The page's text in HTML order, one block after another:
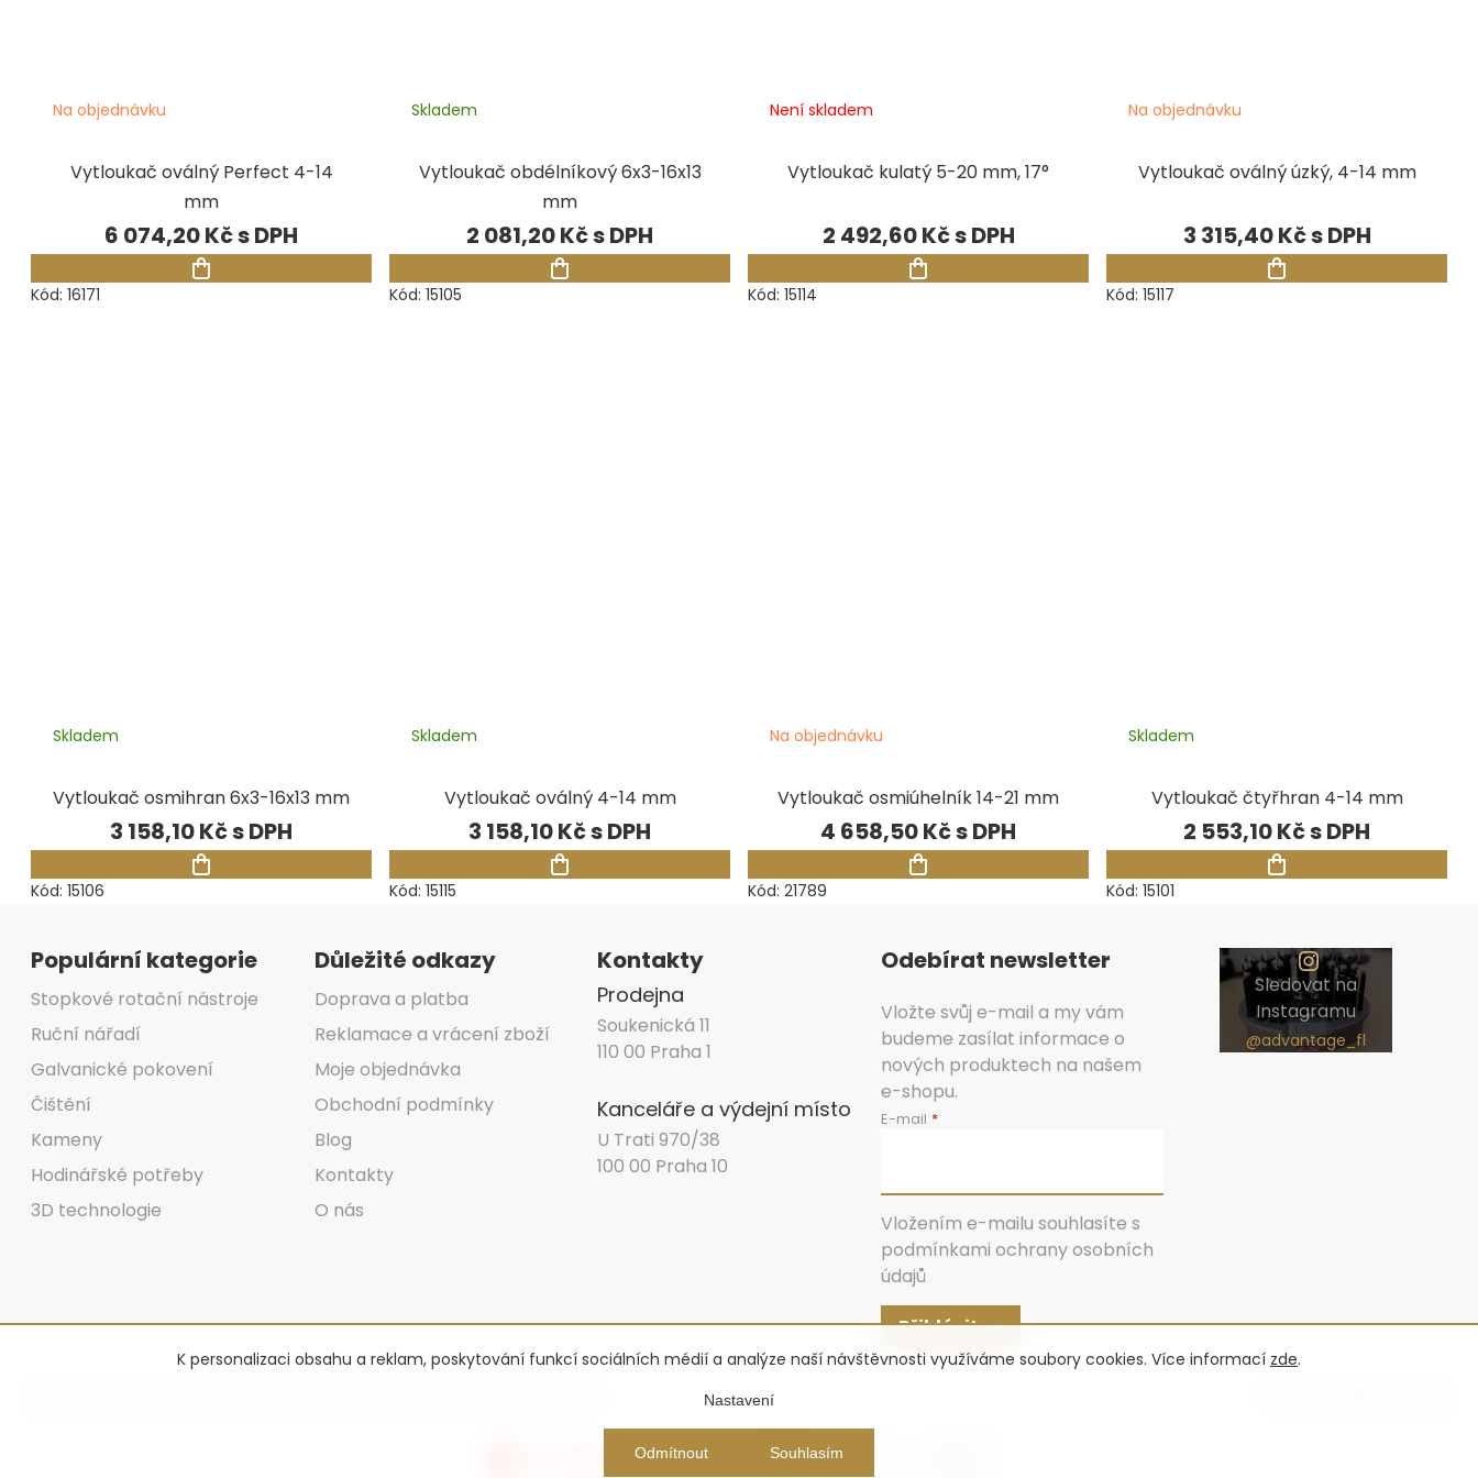
K personalizaci obsahu a reklam, poskytování funkcí sociálních médií a analýze naší návštěvnosti využíváme soubory cookies. Více informací zde.
Nastavení
Odmítnout Souhlasím
Vytloukač oválný Perfect 4-14
mm
Na objednávku
6 074,20 Kč
Kód: 16171
Vytloukač obdélníkový 6x3-16x13
mm
Skladem
2 081,20 Kč
Kód: 15105
Vytloukač kulatý 5-20 mm, 17°
Není skladem
2 492,60 Kč
Kód: 15114
Vytloukač oválný úzký, 4-14 mm
Na objednávku
3 315,40 Kč
Kód: 15117
Vytloukač osmihran 6x3-16x13 mm
Skladem
3 158,10 Kč
Kód: 15106
Vytloukač oválný 4-14 mm
Skladem
3 158,10 Kč
Kód: 15115
Vytloukač osmiúhelník 14-21 mm
Na objednávku
4 658,50 Kč
Kód: 21789
Vytloukač čtyřhran 4-14 mm
Skladem
2 553,10 Kč
Kód: 15101
Populární kategorie
Stopkové rotační nástroje
Ruční nářadí
Galvanické pokovení
Čištění
Kameny
Hodinářské potřeby
3D technologie
Důležité odkazy
Doprava a platba
Reklamace a vrácení zboží
Moje objednávka
Obchodní podmínky
Blog
Kontakty
O nás
Kontakty
Prodejna
Soukenická 11
110 00 Praha 1
Kanceláře a výdejní místo
U Trati 970/38
100 00 Praha 10
Odebírat newsletter
Vložte svůj e-mail a my vám
budeme zasílat informace o
nových produktech na našem
e-shopu.
E-mail
Vložením e-mailu souhlasíte s
podmínkami ochrany osobních
údajů
Přihlásit se
Sledovat na
Instagramu